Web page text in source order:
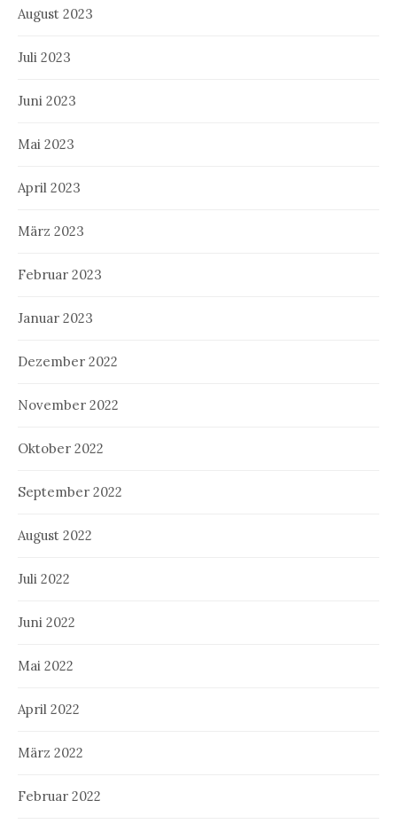
August 2023
Juli 2023
Juni 2023
Mai 2023
April 2023
März 2023
Februar 2023
Januar 2023
Dezember 2022
November 2022
Oktober 2022
September 2022
August 2022
Juli 2022
Juni 2022
Mai 2022
April 2022
März 2022
Februar 2022